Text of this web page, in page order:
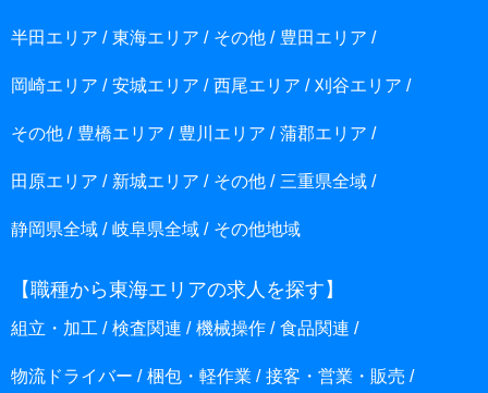
半田エリア 東海エリア その他 豊田エリア
岡崎エリア 安城エリア 西尾エリア 刈谷エリア
その他 豊橋エリア 豊川エリア 蒲郡エリア
田原エリア 新城エリア その他 三重県全域
静岡県全域 岐阜県全域 その他地域
【職種から東海エリアの求人を探す】
組立・加工 検査関連 機械操作 食品関連
物流ドライバー 梱包・軽作業 接客・営業・販売